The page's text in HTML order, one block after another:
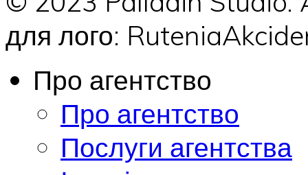
для лого:
Про агентство
Про агентство
Послуги агентства